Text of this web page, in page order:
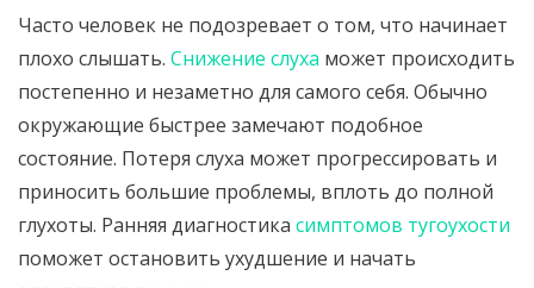
Часто человек не подозревает о том, что начинает
плохо слышать. Снижение слуха может происходить
постепенно и незаметно для самого себя. Обычно
окружающие быстрее замечают подобное
состояние. Потеря слуха может прогрессировать и
приносить большие проблемы, вплоть до полной
глухоты. Ранняя диагностика симптомов тугоухости
поможет остановить ухудшение и начать